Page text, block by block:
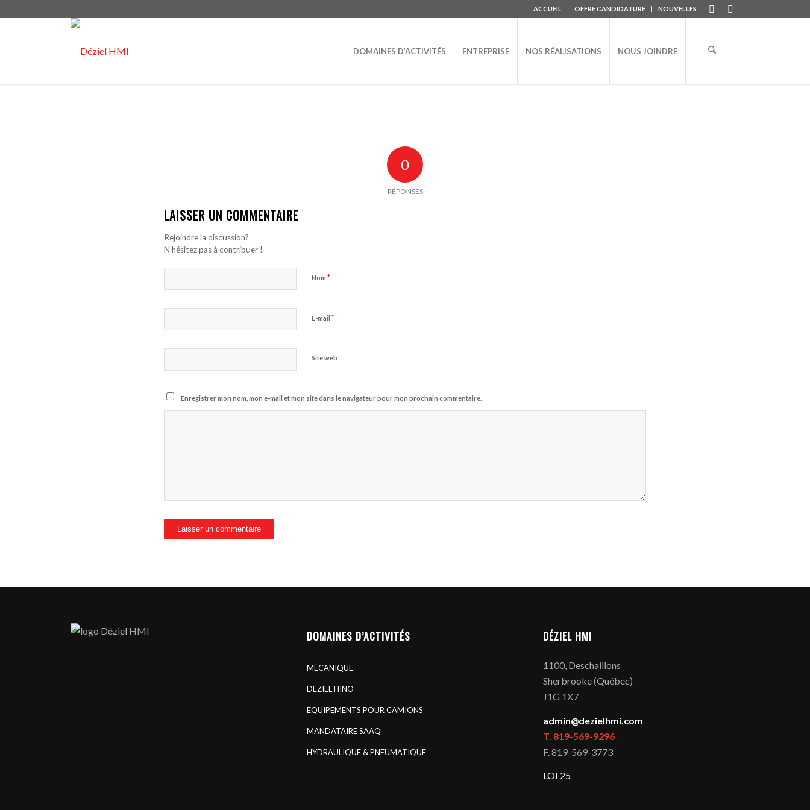
ACCUEIL OFFRE CANDIDATURE NOUVELLES
DOMAINES D’ACTIVITÉS ENTREPRISE NOS RÉALISATIONS NOUS JOINDRE
0
RÉPONSES
LAISSER UN COMMENTAIRE
Rejoindre la discussion?
N’hésitez pas à contribuer !
Nom *
E-mail *
Site web
Enregistrer mon nom, mon e-mail et mon site dans le navigateur pour mon prochain commentaire.
DOMAINES D’ACTIVITÉS
MÉCANIQUE
DÉZIEL HINO
ÉQUIPEMENTS POUR CAMIONS
MANDATAIRE SAAQ
HYDRAULIQUE & PNEUMATIQUE
DÉZIEL HMI
1100, Deschaillons
Sherbrooke (Québec)
J1G 1X7
admin@dezielhmi.com
T. 819-569-9296
F. 819-569-3773
LOI 25